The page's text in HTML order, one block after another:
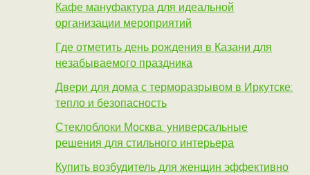
Кафе мануфактура для идеальной
организации мероприятий
Где отметить день рождения в Казани для
незабываемого праздника
Двери для дома с терморазрывом в Иркутске:
тепло и безопасность
Стеклоблоки Москва: универсальные
решения для стильного интерьера
Купить возбудитель для женщин эффективно